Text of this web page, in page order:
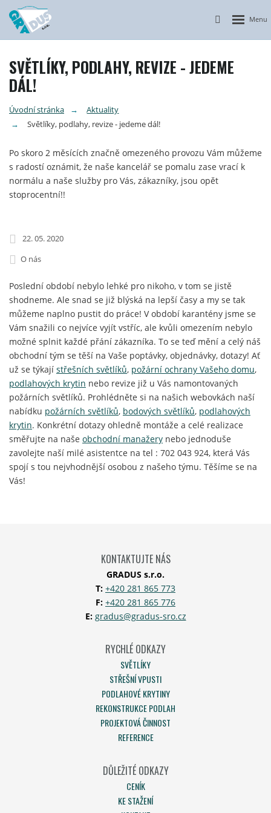
Vyhledávání
Otevřít
SVĚTLÍKY, PODLAHY, REVIZE - JEDEME
DÁL!
Úvodní stránka
Aktuality
Světlíky, podlahy, revize - jedeme dál!
Po skoro 2 měsících značně omezeného provozu Vám můžeme
s radostí oznámit, že naše kancelář se pomalu zase vrací k
normálu a naše služby pro Vás, zákazníky, jsou opět
stoprocentní!!
22. 05. 2020
O nás
Poslední období nebylo lehké pro nikoho, v tom se jistě
shodneme. Ale snad se již blýská na lepší časy a my se tak
můžeme naplno pustit do práce! V období karantény jsme se
Vám snažili co nejvíce vyjít vstříc, ale kvůli omezením nebylo
možné splnit každé přání zákazníka. To se teď mění a celý náš
obchodní tým se těší na Vaše poptávky, objednávky, dotazy! Ať
už se týkají střešních světlíků, požární ochrany Vašeho domu,
podlahových krytin nebo revize již u Vás namontovaných
požárních světlíků. Prohlédněte si na našich webovkách naší
nabídku požárních světlíků, bodových světlíků, podlahových
krytin. Konkrétní dotazy ohledně montáže a celé realizace
směřujte na naše obchodní manažery nebo jednoduše
zavolejte naší milé asistentce na tel : 702 043 924, která Vás
spojí s tou nejvhodnější osobou z našeho týmu. Těšíme se na
Vás!
KONTAKTUJTE NÁS
GRADUS s.r.o.
T: +420 281 865 773
F: +420 281 865 776
E: gradus@gradus-sro.cz
RYCHLÉ ODKAZY
SVĚTLÍKY
STŘEŠNÍ VPUSTI
PODLAHOVÉ KRYTINY
REKONSTRUKCE PODLAH
PROJEKTOVÁ ČINNOST
REFERENCE
DŮLEŽITÉ ODKAZY
CENÍK
KE STAŽENÍ